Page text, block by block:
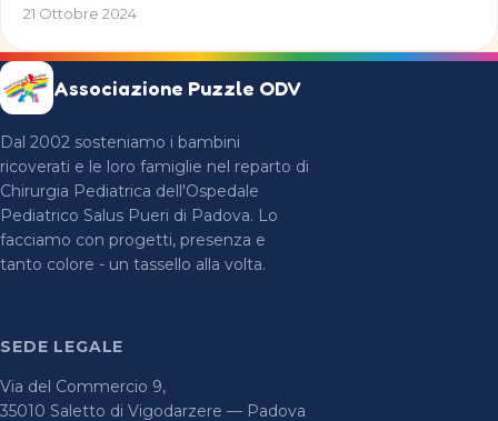
21 Ottobre 2024
Associazione Puzzle ODV
Dal 2002 sosteniamo i bambini
ricoverati e le loro famiglie nel reparto di
Chirurgia Pediatrica dell'Ospedale
Pediatrico Salus Pueri di Padova. Lo
facciamo con progetti, presenza e
tanto colore - un tassello alla volta.
SEDE LEGALE
Via del Commercio 9,
35010 Saletto di Vigodarzere — Padova